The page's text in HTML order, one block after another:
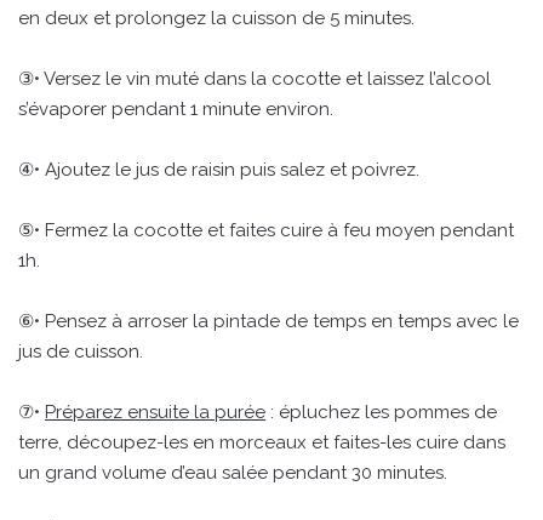
en deux et prolongez la cuisson de 5 minutes.
③• Versez le vin muté dans la cocotte et laissez l’alcool
s’évaporer pendant 1 minute environ.
④• Ajoutez le jus de raisin puis salez et poivrez.
⑤• Fermez la cocotte et faites cuire à feu moyen pendant
1h.
⑥• Pensez à arroser la pintade de temps en temps avec le
jus de cuisson.
⑦• Préparez ensuite la purée : épluchez les pommes de
terre, découpez-les en morceaux et faites-les cuire dans
un grand volume d’eau salée pendant 30 minutes.